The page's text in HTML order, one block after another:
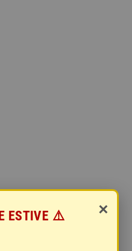
×
ESTIVE ⚠️